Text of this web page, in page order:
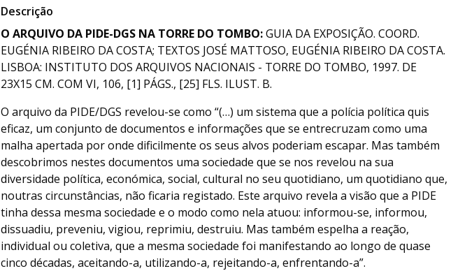
Descrição
O ARQUIVO DA PIDE-DGS NA TORRE DO TOMBO:GUIA DA EXPOSIÇÃO. COORD.
EUGÉNIA RIBEIRO DA COSTA; TEXTOS JOSÉ MATTOSO, EUGÉNIA RIBEIRO DA COSTA.
LISBOA: INSTITUTO DOS ARQUIVOS NACIONAIS - TORRE DO TOMBO, 1997. DE
23X15 CM. COM VI, 106, [1] PÁGS., [25] FLS. ILUST. B.
O arquivo da PIDE/DGS revelou-se como “(…) um sistema que a polícia política quis
eficaz, um conjunto de documentos e informações que se entrecruzam como uma
malha apertada por onde dificilmente os seus alvos poderiam escapar. Mas também
descobrimos nestes documentos uma sociedade que se nos revelou na sua
diversidade política, económica, social, cultural no seu quotidiano, um quotidiano que,
noutras circunstâncias, não ficaria registado. Este arquivo revela a visão que a PIDE
tinha dessa mesma sociedade e o modo como nela atuou: informou-se, informou,
dissuadiu, preveniu, vigiou, reprimiu, destruiu. Mas também espelha a reação,
individual ou coletiva, que a mesma sociedade foi manifestando ao longo de quase
cinco décadas, aceitando-a, utilizando-a, rejeitando-a, enfrentando-a”.